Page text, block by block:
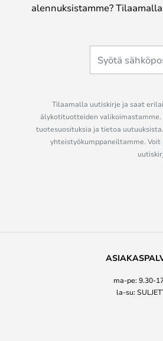
alennuksistamme?
Tilaamalla uutiskirje ja saat
älykotituotteiden
tuotesuosituksia ja tietoa
yhteistyökumppaneiltamme.
ma-pe: 9.30-
la-su: